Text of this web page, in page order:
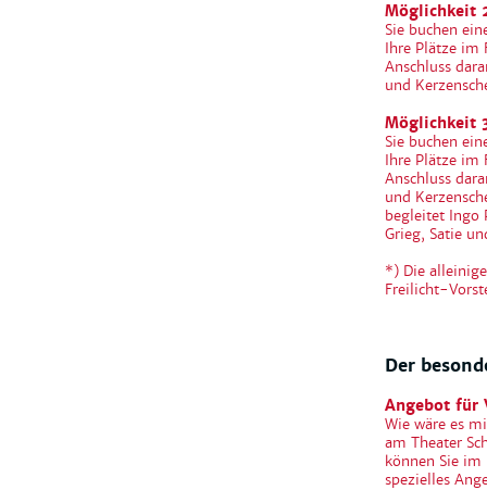
Möglichkeit
Sie buchen
Ihre Plätze im
Anschluss
und
Möglichkeit
Sie buchen
Ihre Plätze im
Anschluss
und
begleitet Ingo
Grieg, Satie
*) Die
Freilicht-
Der
Angebot für
Wie wäre es
am Theater
können Sie
spezielles